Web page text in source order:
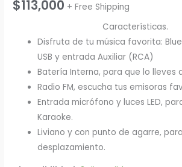
$113,000 + Free Shipping
Características.
Disfruta de tu música favorita:
USB y entrada Auxiliar (RCA)
Batería Interna, para que lo lleves
Radio FM, escucha tus emisoras
Entrada micrófono y luces LED,
Karaoke.
Liviano y con punto de agarre,
desplazamiento.